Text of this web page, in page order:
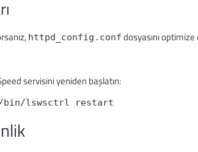
httpd_config.conf dosyasını optimize
servisini yeniden başlatın: